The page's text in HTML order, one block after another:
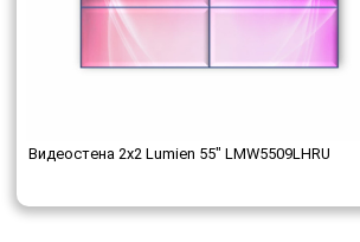
Видеостена 2x2 Lumien 55" LMW5509LHRU